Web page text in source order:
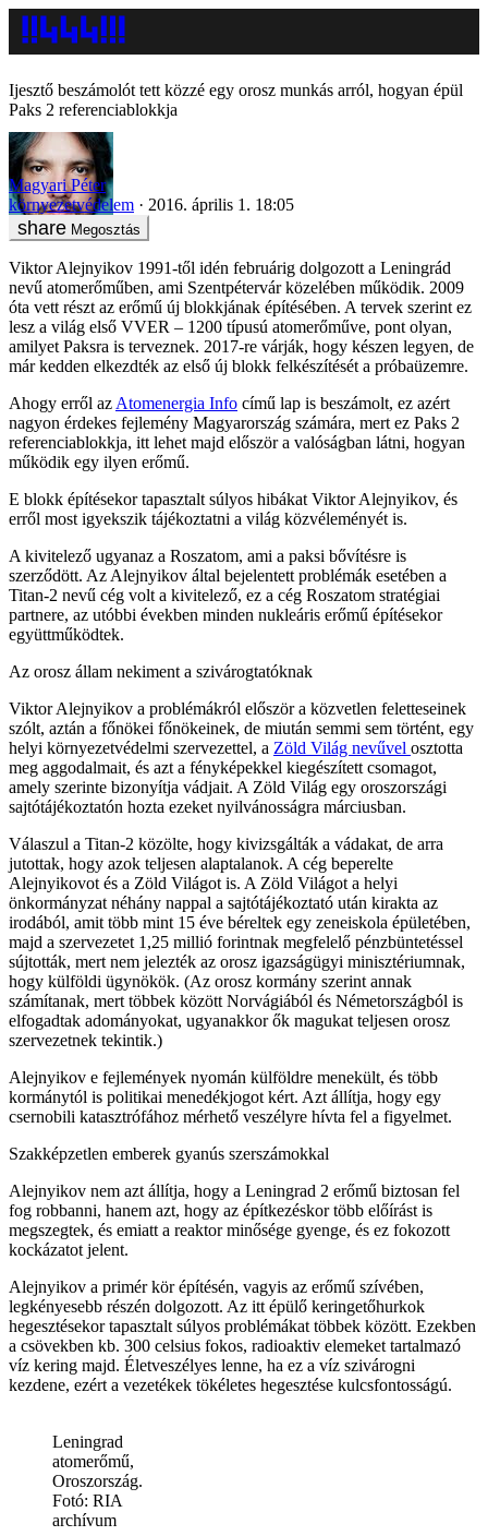
Ijesztő beszámolót tett közzé egy orosz munkás arról, hogyan épül
Paks 2 referenciablokkja
Magyari Péter
környezetvédelem
2016. április 1. 18:05
Megosztás
Viktor Alejnyikov 1991-től idén februárig dolgozott a Leningrád
nevű atomerőműben, ami Szentpétervár közelében működik. 2009
óta vett részt az erőmű új blokkjának építésében. A tervek szerint ez
lesz a világ első VVER – 1200 típusú atomerőműve, pont olyan,
amilyet Paksra is terveznek. 2017-re várják, hogy készen legyen, de
már kedden elkezdték az első új blokk felkészítését a próbaüzemre.
Ahogy erről az Atomenergia Info című lap is beszámolt, ez azért
nagyon érdekes fejlemény Magyarország számára, mert ez Paks 2
referenciablokkja, itt lehet majd először a valóságban látni, hogyan
működik egy ilyen erőmű.
E blokk építésekor tapasztalt súlyos hibákat Viktor Alejnyikov, és
erről most igyekszik tájékoztatni a világ közvéleményét is.
A kivitelező ugyanaz a Roszatom, ami a paksi bővítésre is
szerződött. Az Alejnyikov által bejelentett problémák esetében a
Titan-2 nevű cég volt a kivitelező, ez a cég Roszatom stratégiai
partnere, az utóbbi években minden nukleáris erőmű építésekor
együttműködtek.
Az orosz állam nekiment a szivárogtatóknak
Viktor Alejnyikov a problémákról először a közvetlen feletteseinek
szólt, aztán a főnökei főnökeinek, de miután semmi sem történt, egy
helyi környezetvédelmi szervezettel, a Zöld Világ nevűvel osztotta
meg aggodalmait, és azt a fényképekkel kiegészített csomagot,
amely szerinte bizonyítja vádjait. A Zöld Világ egy oroszországi
sajtótájékoztatón hozta ezeket nyilvánosságra márciusban.
Válaszul a Titan-2 közölte, hogy kivizsgálták a vádakat, de arra
jutottak, hogy azok teljesen alaptalanok. A cég beperelte
Alejnyikovot és a Zöld Világot is. A Zöld Világot a helyi
önkormányzat néhány nappal a sajtótájékoztató után kirakta az
irodából, amit több mint 15 éve béreltek egy zeneiskola épületében,
majd a szervezetet 1,25 millió forintnak megfelelő pénzbüntetéssel
sújtották, mert nem jelezték az orosz igazságügyi minisztériumnak,
hogy külföldi ügynökök. (Az orosz kormány szerint annak
számítanak, mert többek között Norvágiából és Németországból is
elfogadtak adományokat, ugyanakkor ők magukat teljesen orosz
szervezetnek tekintik.)
Alejnyikov e fejlemények nyomán külföldre menekült, és több
kormánytól is politikai menedékjogot kért. Azt állítja, hogy egy
csernobili katasztrófához mérhető veszélyre hívta fel a figyelmet.
Szakképzetlen emberek gyanús szerszámokkal
Alejnyikov nem azt állítja, hogy a Leningrad 2 erőmű biztosan fel
fog robbanni, hanem azt, hogy az építkezéskor több előírást is
megszegtek, és emiatt a reaktor minősége gyenge, és ez fokozott
kockázatot jelent.
Alejnyikov a primér kör építésén, vagyis az erőmű szívében,
legkényesebb részén dolgozott. Az itt épülő keringetőhurkok
hegesztésekor tapasztalt súlyos problémákat többek között. Ezekben
a csövekben kb. 300 celsius fokos, radioaktiv elemeket tartalmazó
víz kering majd. Életveszélyes lenne, ha ez a víz szivárogni
kezdene, ezért a vezetékek tökéletes hegesztése kulcsfontosságú.
Leningrad
atomerőmű,
Oroszország.
Fotó: RIA
archívum